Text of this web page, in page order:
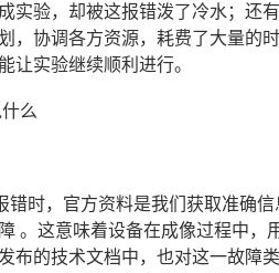
实验，却被这报错泼了冷水；还
，协调各方资源，耗费了大量的
让实验继续顺利进行。
么
错时，官方资料是我们获取准确
。这意味着设备在成像过程中
布的技术文档中，也对这一故